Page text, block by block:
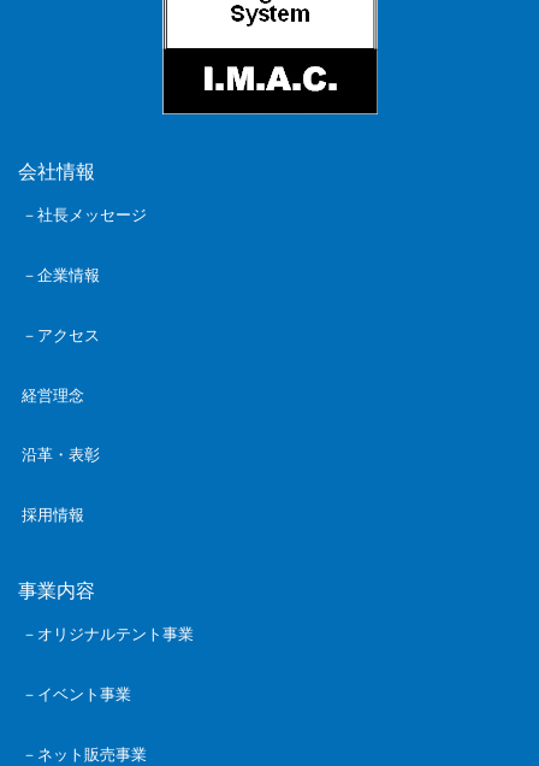
会社情報
－社長メッセージ
－企業情報
－アクセス
経営理念
沿革・表彰
採用情報
事業内容
－オリジナルテント事業
－イベント事業
－ネット販売事業